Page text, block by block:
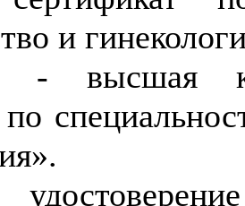
и
высшая
по